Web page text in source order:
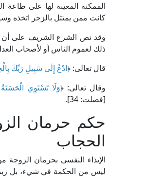
الممكنة المعينة لها على
كانت ممن يمتثل بالزجر اتخذه
وقد نص الشرع الشريف على أن
ذلك لعموم الناس أو لأصحاب
قال تعالى: ﴿ادْعُ إِلَى سَبِيلِ رَبِّكَ
وقال تعالى: ﴿وَلَا تَسْتَوِي
[فصلت: 34].
حكم حرمان
الحجاب
الإيذاء النفسي بحرمان الزوجة
ليس من الحكمة في شيء، بل ربما